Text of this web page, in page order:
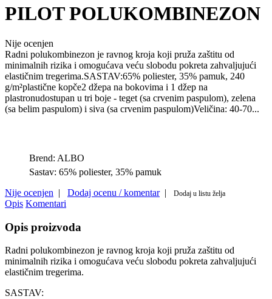
PILOT POLUKOMBINEZON
Nije ocenjen
Radni polukombinezon je ravnog kroja koji pruža zaštitu od
minimalnih rizika i omogućava veću slobodu pokreta zahvaljujući
elastičnim tregerima.SASTAV:65% poliester, 35% pamuk, 240
g/m²plastične kopče2 džepa na bokovima i 1 džep na
plastronudostupan u tri boje - teget (sa crvenim paspulom), zelena
(sa belim paspulom) i siva (sa crvenim paspulom)Veličina: 40-70...
Brend: ALBO
Sastav: 65% poliester, 35% pamuk
Nije ocenjen | Dodaj ocenu / komentar| Dodaj u listu želja
Opis Komentari
Opis proizvoda
Radni polukombinezon je ravnog kroja koji pruža zaštitu od
minimalnih rizika i omogućava veću slobodu pokreta zahvaljujući
elastičnim tregerima.
SASTAV: